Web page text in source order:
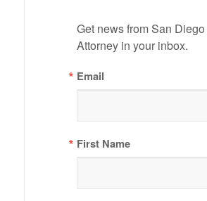
Get news from San
Attorney in your inbox.
Email
First Name